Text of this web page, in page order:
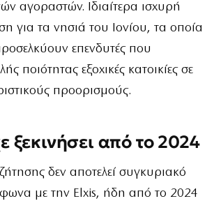
αγοραστών. Ιδιαίτερα ισχυρή
για τα νησιά του Ιονίου, τα οποία
επενδυτές που
ποιότητας εξοχικές κατοικίες σε
προορισμούς.
ξεκινήσει από το 2024
δεν αποτελεί συγκυριακό
με την Elxis, ήδη από το 2024